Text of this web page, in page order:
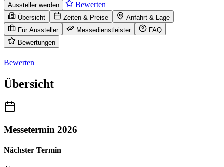
Aussteller werden Bewerten
Übersicht Zeiten & Preise
Anfahrt & Lage
Für Aussteller
Messedienstleister
FAQ
Bewertungen
Bewerten
Übersicht
Messetermin 2026
Nächster Termin